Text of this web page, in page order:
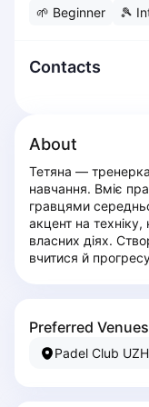
Dabrowa Gornicza
Kalisz
Katowice
Katowice Area
Kielce
Kościerzyna
Krakow
Lublin
Nowy Sącz
🌱 Beginner 🎾
Contacts
About
Тетяна —
навчання. Вміє
гравцями
акцент на
власних діях.
вчитися й
Preferred Venues
Padel Club UZH